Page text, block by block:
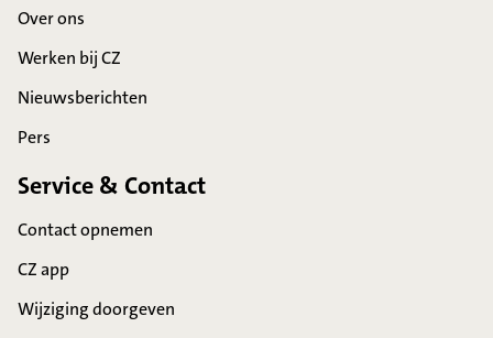
Over ons
Werken bij CZ
Nieuwsberichten
Pers
Service & Contact
Contact opnemen
CZ app
Wijziging doorgeven